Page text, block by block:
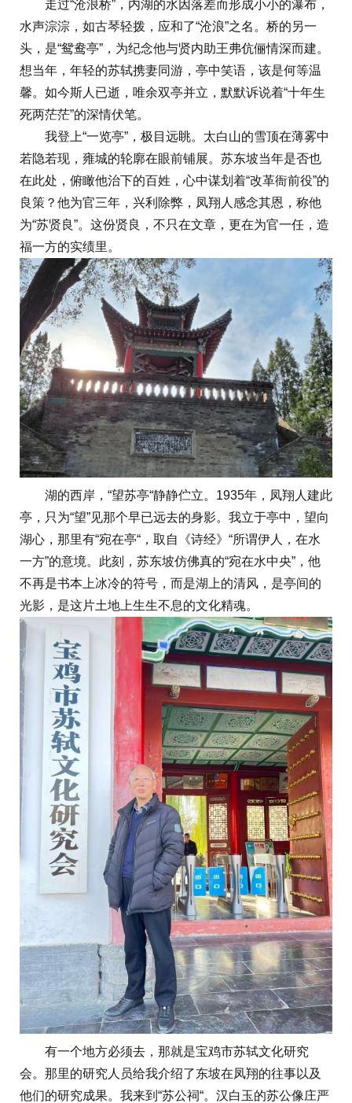
走过“沧浪桥”，内湖的水因落差而形成小小的瀑布，
水声淙淙，如古琴轻拨，应和了“沧浪”之名。桥的另一
头，是“鸳鸯亭”，为纪念他与贤内助王弗伉俪情深而建。
想当年，年轻的苏轼携妻同游，亭中笑语，该是何等温
馨。如今斯人已逝，唯余双亭并立，默默诉说着“十年生
死两茫茫”的深情伏笔。
我登上“一览亭”，极目远眺。太白山的雪顶在薄雾中
若隐若现，雍城的轮廓在眼前铺展。苏东坡当年是否也
在此处，俯瞰他治下的百姓，心中谋划着“改革衙前役”的
良策？他为官三年，兴利除弊，凤翔人感念其恩，称他
为“苏贤良”。这份贤良，不只在文章，更在为官一任，造
福一方的实绩里。
湖的西岸，“望苏亭“静静伫立。1935年，凤翔人建此
亭，只为“望”见那个早已远去的身影。我立于亭中，望向
湖心，那里有“宛在亭“，取自《诗经》“所谓伊人，在水
一方”的意境。此刻，苏东坡仿佛真的“宛在水中央”，他
不再是书本上冰冷的符号，而是湖上的清风，是亭间的
光影，是这片土地上生生不息的文化精魂。
有一个地方必须去，那就是宝鸡市苏轼文化研究
会。那里的研究人员给我介绍了东坡在凤翔的往事以及
他们的研究成果。我来到“苏公祠“。汉白玉的苏公像庄严